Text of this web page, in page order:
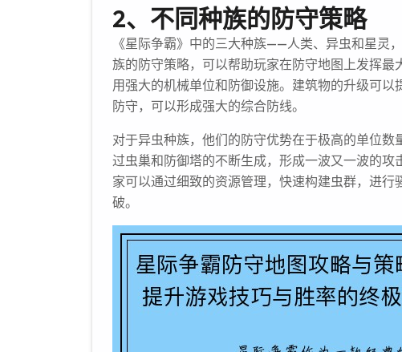
2、不同种族的防守策略
《星际争霸》中的三大种族——人类、异虫和星灵
族的防守策略，可以帮助玩家在防守地图上发挥最
用强大的机械单位和防御设施。建筑物的升级可
防守，可以形成强大的综合防线。
对于异虫种族，他们的防守优势在于极高的单位
过虫巢和防御塔的不断生成，形成一波又一波的
家可以通过细致的资源管理，快速构建虫群，进
破。